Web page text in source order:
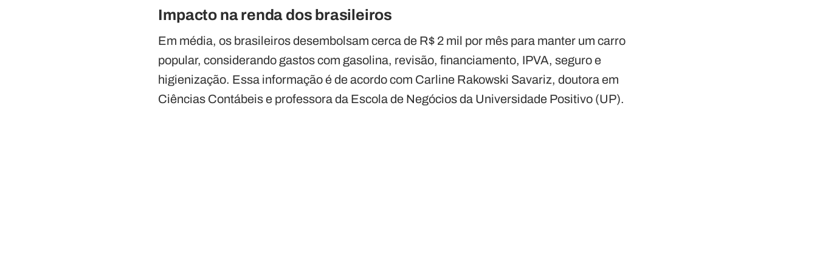
Impacto na renda dos brasileiros
Em média, os brasileiros desembolsam cerca de R$ 2 mil por mês para manter um carro
popular, considerando gastos com gasolina, revisão, financiamento, IPVA, seguro e
higienização. Essa informação é de acordo com Carline Rakowski Savariz, doutora em
Ciências Contábeis e professora da Escola de Negócios da Universidade Positivo (UP).